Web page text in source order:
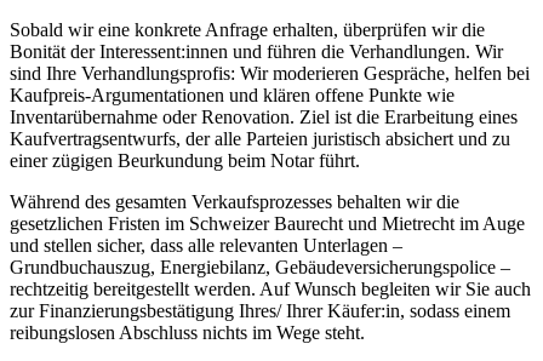
Sobald wir eine konkrete Anfrage erhalten, überprüfen wir die
Bonität der Interessent:innen und führen die Verhandlungen. Wir
sind Ihre Verhandlungsprofis: Wir moderieren Gespräche, helfen bei
Kaufpreis-Argumentationen und klären offene Punkte wie
Inventarübernahme oder Renovation. Ziel ist die Erarbeitung eines
Kaufvertragsentwurfs, der alle Parteien juristisch absichert und zu
einer zügigen Beurkundung beim Notar führt.
Während des gesamten Verkaufsprozesses behalten wir die
gesetzlichen Fristen im Schweizer Baurecht und Mietrecht im Auge
und stellen sicher, dass alle relevanten Unterlagen –
Grundbuchauszug, Energiebilanz, Gebäudeversicherungspolice –
rechtzeitig bereitgestellt werden. Auf Wunsch begleiten wir Sie auch
zur Finanzierungsbestätigung Ihres/ Ihrer Käufer:in, sodass einem
reibungslosen Abschluss nichts im Wege steht.